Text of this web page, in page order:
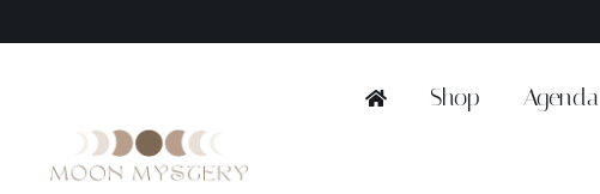
naar
Shop Agenda